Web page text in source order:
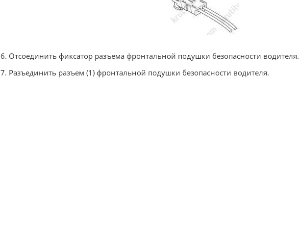
6. Отсоединить фиксатор разъема фронтальной подушки безопасности водителя.
7. Разъединить разъем (1) фронтальной подушки безопасности водителя.